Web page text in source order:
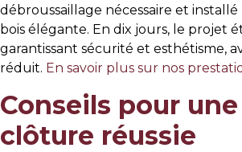
débroussaillage nécessaire et
bois élégante. En dix jours, le projet
garantissant sécurité et esthétisme,
réduit. En savoir plus sur nos
Conseils pour
clôture réussie